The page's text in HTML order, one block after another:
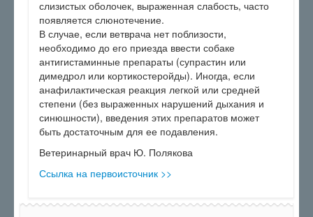
слизистых оболочек, выраженная слабость, часто
появляется слюнотечение.
В случае, если ветврача нет поблизости,
необходимо до его приезда ввести собаке
антигистаминные препараты (супрастин или
димедрол или кортикостеройды). Иногда, если
анафилактическая реакция легкой или средней
степени (без выраженных нарушений дыхания и
синюшности), введения этих препаратов может
быть достаточным для ее подавления.
Ветеринарный врач Ю. Полякова
Ссылка на первоисточник >>